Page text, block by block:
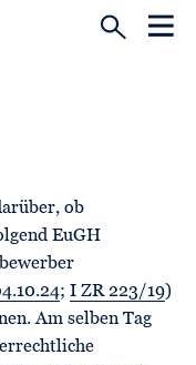
ob
EuGH
; I ZR 223/19)
Am selben Tag